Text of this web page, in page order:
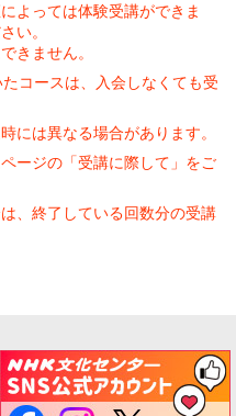
よっては体験受講ができま
い。
きません。
コースは、入会しなくても受
には異なる場合があります。
ージの「受講に際して」をご
、終了している回数分の受講